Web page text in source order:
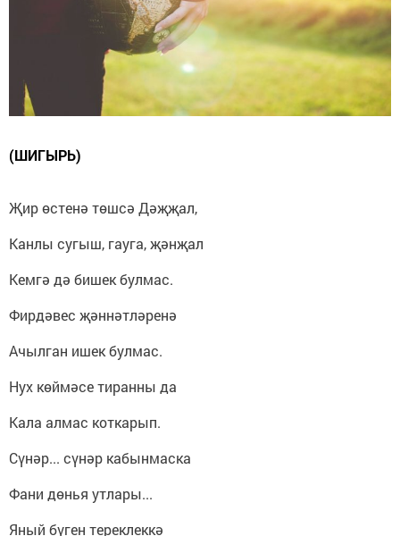
(ШИГЫРЬ)
Җир өстенә төшсә Дәҗҗал,
Канлы сугыш, гауга, җәнҗал
Кемгә дә бишек булмас.
Фирдәвес җәннәтләренә
Ачылган ишек булмас.
Нух көймәсе тиранны да
Кала алмас коткарып.
Сүнәр... сүнәр кабынмаска
Фани дөнья утлары...
Яный бүген тереклеккә